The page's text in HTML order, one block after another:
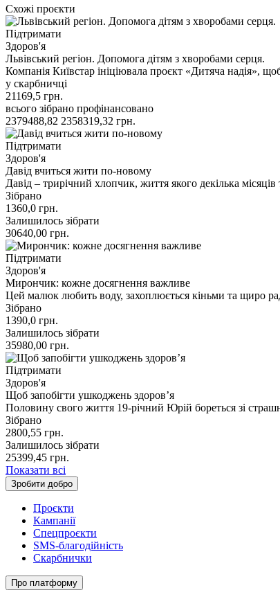
Схожі проєкти
Підтримати
Здоров'я
Львівський регіон. Допомога дітям з хворобами серця.
Компанія Київстар ініціювала проєкт «Дитяча надія»,
у скарбничці
21169,5 грн.
всього зібрано профінансовано
2379488,82 2358319,32 грн.
Підтримати
Здоров'я
Давід вчиться жити по-новому
Давід – трирічний хлопчик, життя якого декілька
Зібрано
1360,0 грн.
Залишилось зібрати
30640,00 грн.
Підтримати
Здоров'я
Мирончик: кожне досягнення важливе
Цей малюк любить воду, захоплюється кіньми та щиро
Зібрано
1390,0 грн.
Залишилось зібрати
35980,00 грн.
Підтримати
Здоров'я
Щоб запобігти ушкоджень здоров’я
Половину свого життя 19-річний Юрій бореться зі
Зібрано
2800,55 грн.
Залишилось зібрати
25399,45 грн.
Показати всі
Зробити добро
Проєкти
Кампанії
Спецпроєкти
SMS-благодійність
Скарбнички
Про платформу